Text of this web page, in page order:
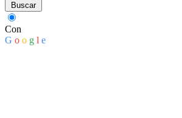
Buscar
Con
G o o g l e